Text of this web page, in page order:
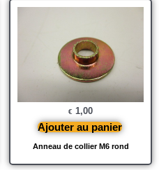
Anneau de collier M6 rond
€ 1,00
Ajouter au panier